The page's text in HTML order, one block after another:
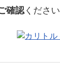
イン
正社
マー
確認ください